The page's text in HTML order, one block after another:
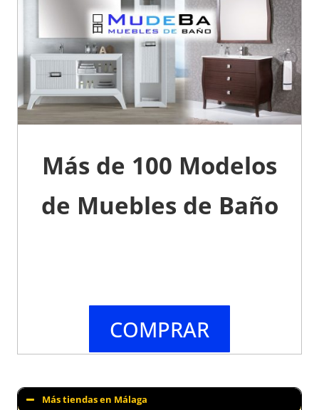
Más de 100 Modelos
de Muebles de Baño
COMPRAR
Más tiendas en Málaga